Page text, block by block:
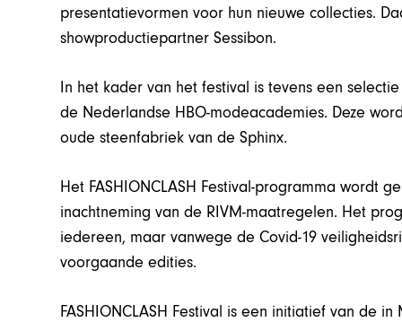
presentatievormen voor hun nieuwe collecties.
showproductiepartner Sessibon.
In het kader van het festival is tevens een
de Nederlandse HBO-modeacademies. Deze
oude steenfabriek van de Sphinx.
Het FASHIONCLASH Festival-programma wordt
inachtneming van de RIVM-maatregelen. Het
iedereen, maar vanwege de Covid-19
voorgaande edities.
FASHIONCLASH Festival is een initiatief van de